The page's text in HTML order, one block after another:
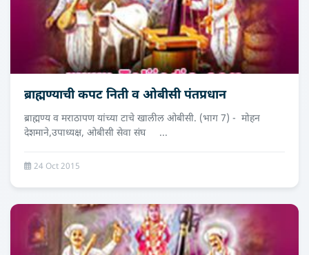
ब्राह्मण्याची कपट निती व ओबीसी पंतप्रधान
ब्राह्मण्य व मराठापण यांच्या टाचे खालील ओबीसी. (भाग 7) - मोहन
देशमाने,उपाध्‍यक्ष, ओबीसी सेवा संघ ...
24 Oct 2015